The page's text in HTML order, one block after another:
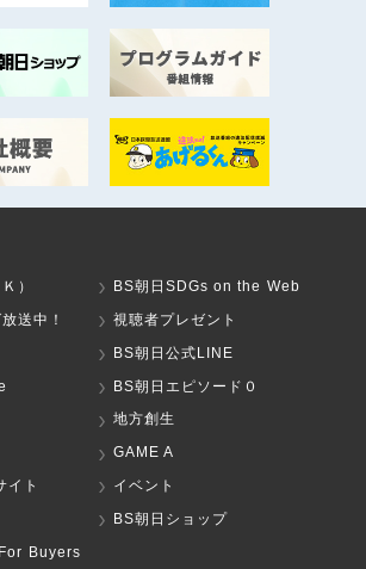
）
BS朝日SDGs on the Web
送中！
視聴者プレゼント
BS朝日公式LINE
BS朝日エピソード０
地方創生
GAME A
イト
イベント
BS朝日ショップ
Buyers